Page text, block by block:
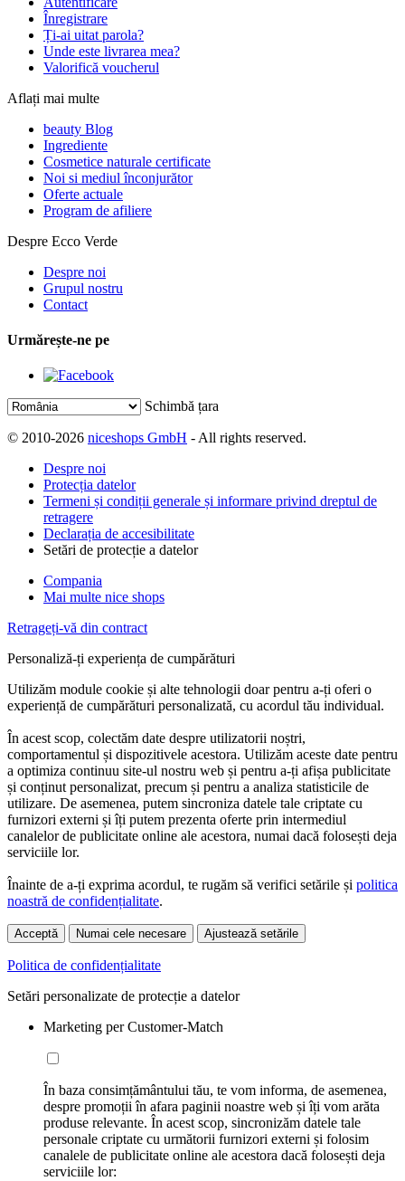
Înregistrare
Ți-ai uitat parola?
Unde este livrarea mea?
Valorifică voucherul
Aflați mai multe
beauty Blog
Ingrediente
Cosmetice naturale certificate
Noi si mediul înconjurător
Oferte actuale
Program de afiliere
Despre Ecco Verde
Despre noi
Grupul nostru
Contact
Urmărește-ne pe
Schimbă țara
© 2010-2026 niceshops GmbH - All rights reserved.
Despre noi
Protecția datelor
Termeni și condiții generale și informare privind dreptul de
retragere
Declarația de accesibilitate
Setări de protecție a datelor
Compania
Mai multe nice shops
Retrageți-vă din contract
Personaliză-ți experiența de cumpărături
Utilizăm module cookie și alte tehnologii doar pentru a-ți oferi o
experiență de cumpărături personalizată, cu acordul tău individual.
În acest scop, colectăm date despre utilizatorii noștri,
comportamentul și dispozitivele acestora. Utilizăm aceste date pentru
a optimiza continuu site-ul nostru web și pentru a-ți afișa publicitate
și conținut personalizat, precum și pentru a analiza statisticile de
utilizare. De asemenea, putem sincroniza datele tale criptate cu
furnizori externi și îți putem prezenta oferte prin intermediul
canalelor de publicitate online ale acestora, numai dacă folosești deja
serviciile lor.
Înainte de a-ți exprima acordul, te rugăm să verifici setările și politica
noastră de confidențialitate.
Acceptă Numai cele necesare Ajustează setările
Politica de confidențialitate
Setări personalizate de protecție a datelor
Marketing per Customer-Match
În baza consimțământului tău, te vom informa, de asemenea,
despre promoții în afara paginii noastre web și îți vom arăta
produse relevante. În acest scop, sincronizăm datele tale
personale criptate cu următorii furnizori externi și folosim
canalele de publicitate online ale acestora dacă folosești deja
serviciile lor: